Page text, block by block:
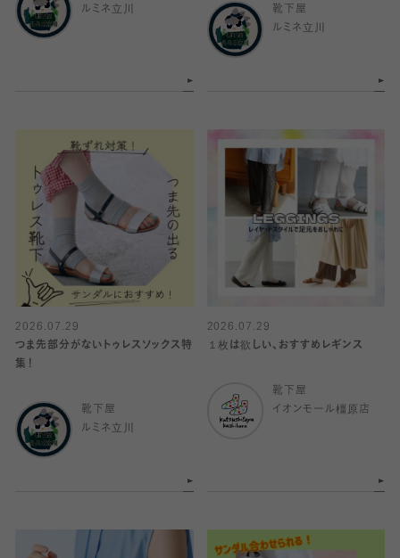
ルミネ立川
靴下屋
ルミネ立川
2026.07.29
つま先部分がないトゥレスソックス特
集！
靴下屋
ルミネ立川
2026.07.29
１枚は欲しい、おすすめレギンス
靴下屋
イオンモール橿原店